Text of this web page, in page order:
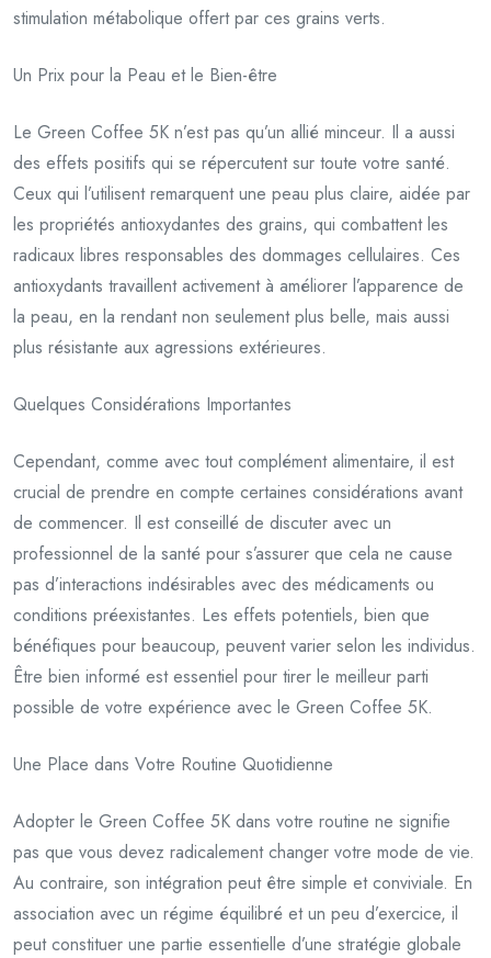
stimulation métabolique offert par ces grains verts.
Un Prix pour la Peau et le Bien-être
Le Green Coffee 5K n’est pas qu’un allié minceur. Il a aussi
des effets positifs qui se répercutent sur toute votre santé.
Ceux qui l’utilisent remarquent une peau plus claire, aidée par
les propriétés antioxydantes des grains, qui combattent les
radicaux libres responsables des dommages cellulaires. Ces
antioxydants travaillent activement à améliorer l’apparence de
la peau, en la rendant non seulement plus belle, mais aussi
plus résistante aux agressions extérieures.
Quelques Considérations Importantes
Cependant, comme avec tout complément alimentaire, il est
crucial de prendre en compte certaines considérations avant
de commencer. Il est conseillé de discuter avec un
professionnel de la santé pour s’assurer que cela ne cause
pas d’interactions indésirables avec des médicaments ou
conditions préexistantes. Les effets potentiels, bien que
bénéfiques pour beaucoup, peuvent varier selon les individus.
Être bien informé est essentiel pour tirer le meilleur parti
possible de votre expérience avec le Green Coffee 5K.
Une Place dans Votre Routine Quotidienne
Adopter le Green Coffee 5K dans votre routine ne signifie
pas que vous devez radicalement changer votre mode de vie.
Au contraire, son intégration peut être simple et conviviale. En
association avec un régime équilibré et un peu d’exercice, il
peut constituer une partie essentielle d’une stratégie globale